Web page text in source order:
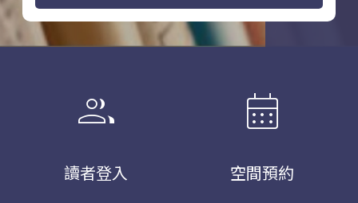
group
讀者登入
calendar_month
空間預約